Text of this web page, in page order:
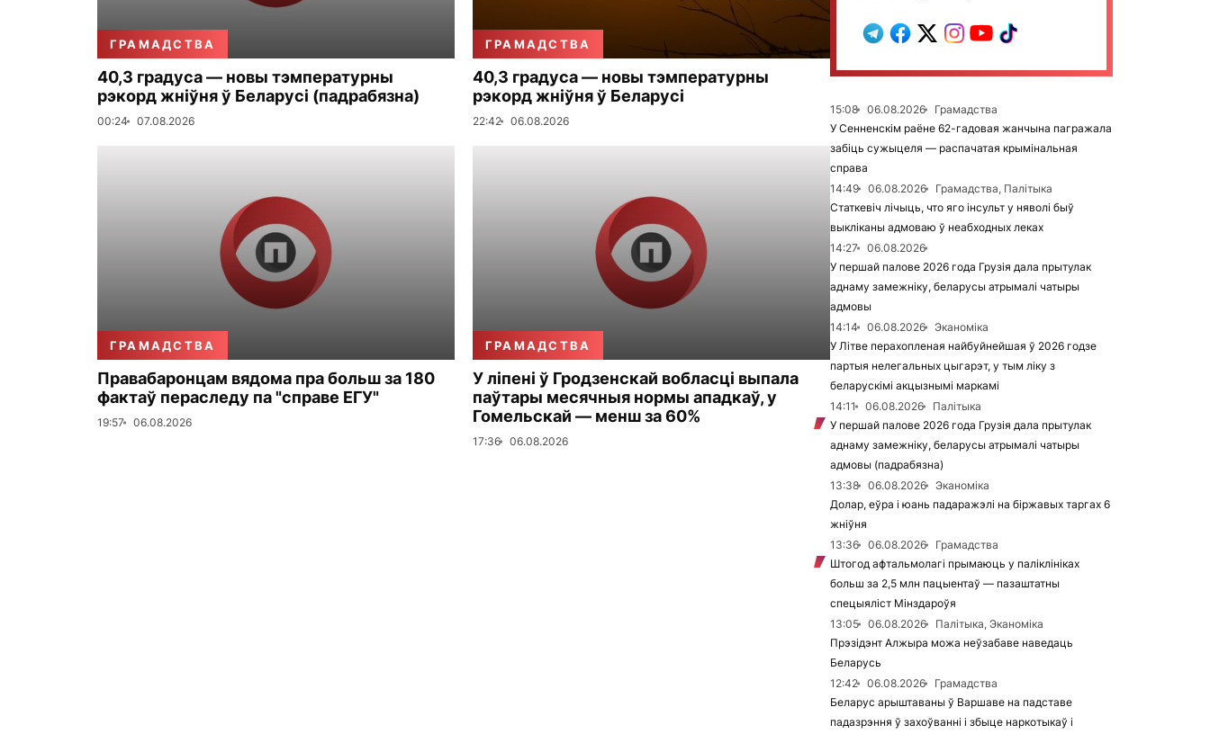
ГРАМАДСТВА
40,3 градуса — новы тэмпературны
рэкорд жніўня ў Беларусі (падрабязна)
00:24 07.08.2026
ГРАМАДСТВА
40,3 градуса — новы тэмпературны
рэкорд жніўня ў Беларусі
22:42 06.08.2026
ГРАМАДСТВА
Правабаронцам вядома пра больш за 180
фактаў пераследу па "справе ЕГУ"
19:57 06.08.2026
ГРАМАДСТВА
У ліпені ў Гродзенскай вобласці выпала
паўтары месячныя нормы ападкаў, у
Гомельскай — менш за 60%
17:36 06.08.2026
15:08 06.08.2026
Грамадства
У Сенненскім раёне 62-гадовая жанчына пагражала
забіць сужыцеля — распачатая крымінальная
справа
14:49
06.08.2026
Грамадства, Палітыка
Статкевіч лічыць, что яго інсульт у няволі быў
выкліканы адмоваю ў неабходных леках
14:27
06.08.2026
У першай палове 2026 года Грузія дала прытулак
аднаму замежніку, беларусы атрымалі чатыры
адмовы
14:14
06.08.2026
Эканоміка
У Літве перахопленая найбуйнейшая ў 2026 годзе
партыя нелегальных цыгарэт, у тым ліку з
беларускімі акцызнымі маркамі
14:11
06.08.2026
Палітыка
У першай палове 2026 года Грузія дала прытулак
аднаму замежніку, беларусы атрымалі чатыры
адмовы (падрабязна)
13:38
06.08.2026
Эканоміка
Долар, еўра і юань падаражэлі на біржавых таргах 6
жніўня
13:36
06.08.2026
Грамадства
Штогод афтальмолагі прымаюць у паліклініках
больш за 2,5 млн пацыентаў — пазаштатны
спецыяліст Мінздароўя
13:05
06.08.2026
Палітыка, Эканоміка
Прэзідэнт Алжыра можа неўзабаве наведаць
Беларусь
12:42
06.08.2026
Грамадства
Беларус арыштаваны ў Варшаве на падставе
падазрэння ў захоўванні і збыце наркотыкаў і